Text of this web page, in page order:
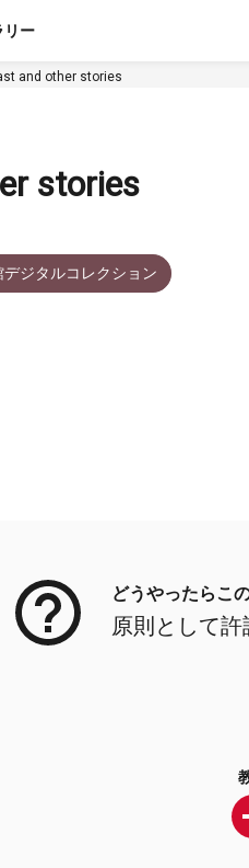
リー
and other stories
stories
ジタルコレクション
どうやったらこ
原則として